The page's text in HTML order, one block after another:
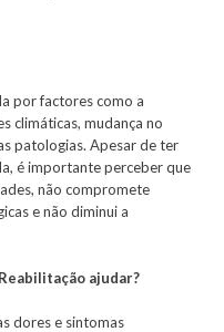
por factores como a
climáticas, mudança no
patologias. Apesar de ter
é importante perceber que
não compromete
e não diminui a
ajudar?
dores e sintomas